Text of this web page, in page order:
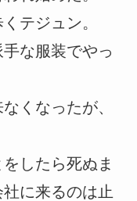
テジュン。
な服装でやっ
くなったが、
したら死ぬま
に来るのは止